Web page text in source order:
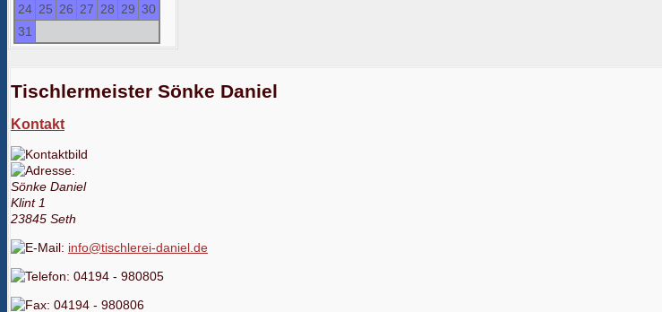
24 25 26 27 28 29 30
31
Tischlermeister Sönke Daniel
Kontakt
Sönke Daniel
Klint 1
23845 Seth
info@tischlerei-daniel.de
04194 - 980805
04194 - 980806